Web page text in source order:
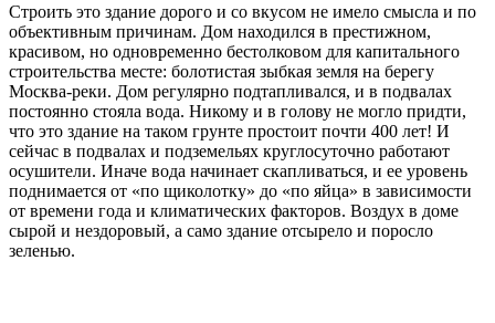
Строить это здание дорого и со вкусом не имело смысла и по
объективным причинам. Дом находился в престижном,
красивом, но одновременно бестолковом для капитального
строительства месте: болотистая зыбкая земля на берегу
Москва-реки. Дом регулярно подтапливался, и в подвалах
постоянно стояла вода. Никому и в голову не могло придти,
что это здание на таком грунте простоит почти 400 лет! И
сейчас в подвалах и подземельях круглосуточно работают
осушители. Иначе вода начинает скапливаться, и ее уровень
поднимается от «по щиколотку» до «по яйца» в зависимости
от времени года и климатических факторов. Воздух в доме
сырой и нездоровый, а само здание отсырело и поросло
зеленью.